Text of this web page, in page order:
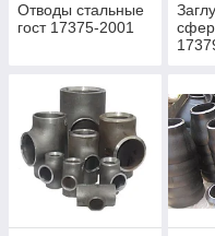
Отводы стальные
гост 17375-2001